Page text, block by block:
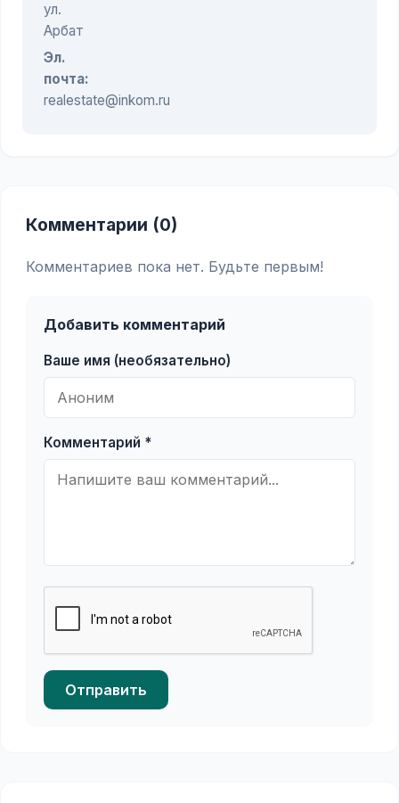
ул.
Арбат
Эл.
почта:
realestate@inkom.ru
Комментарии (0)
Комментариев пока нет. Будьте первым!
Добавить комментарий
Ваше имя (необязательно)
Комментарий *
Отправить